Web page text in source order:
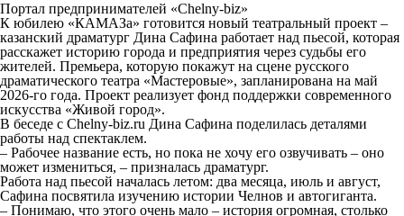
Портал предпринимателей «Chelny-biz»
К юбилею «КАМАЗа» готовится новый театральный проект –
казанский драматург Дина Сафина работает над пьесой, которая
расскажет историю города и предприятия через судьбы его
жителей. Премьера, которую покажут на сцене русского
драматического театра «Мастеровые», запланирована на май
2026-го года. Проект реализует фонд поддержки современного
искусства «Живой город».
В беседе с Сhelny-biz.ru Дина Сафина поделилась деталями
работы над спектаклем.
– Рабочее название есть, но пока не хочу его озвучивать – оно
может измениться, – призналась драматург.
Работа над пьесой началась летом: два месяца, июль и август,
Сафина посвятила изучению истории Челнов и автогиганта.
– Понимаю, что этого очень мало – история огромная, столько